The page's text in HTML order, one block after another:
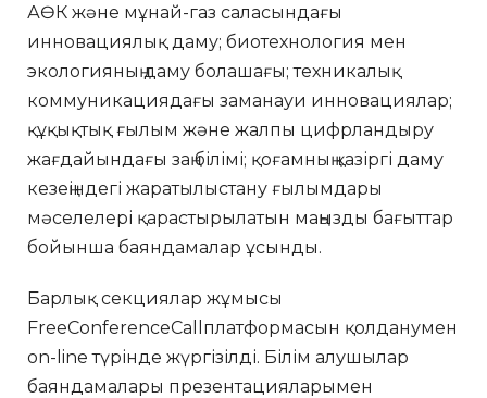
АӨК және мұнай-газ саласындағы
инновациялық даму; биотехнология мен
экологияның даму болашағы; техникалық
коммуникациядағы заманауи инновациялар;
құқықтық ғылым және жалпы цифрландыру
жағдайындағы заң білімі; қоғамның қазіргі даму
кезеңіндегі жаратылыстану ғылымдары
мәселелері қарастырылатын маңызды бағыттар
бойынша баяндамалар ұсынды.
Барлық секциялар жұмысы
FreeConferenceCallплатформасын қолданумен
on-line түрінде жүргізілді. Білім алушылар
баяндамалары презентацияларымен